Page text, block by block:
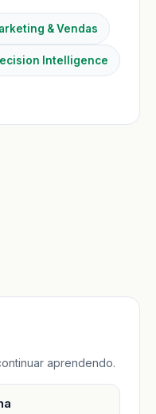
& Vendas
Intelligence
aprendendo.